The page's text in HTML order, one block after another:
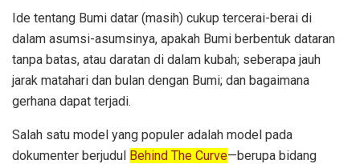
Ide tentang Bumi datar (masih) cukup tercerai-berai di
dalam asumsi-asumsinya, apakah Bumi berbentuk dataran
tanpa batas, atau daratan di dalam kubah; seberapa jauh
jarak matahari dan bulan dengan Bumi; dan bagaimana
gerhana dapat terjadi.
Salah satu model yang populer adalah model pada
dokumenter berjudul Behind The Curve—berupa bidang